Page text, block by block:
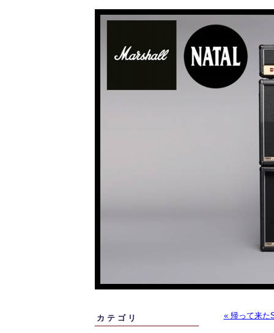
カテゴリ « 帰って来た